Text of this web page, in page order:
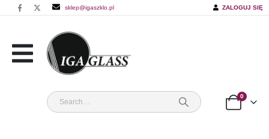
sklep@igaszklo.pl ZALOGUJ SIĘ
0